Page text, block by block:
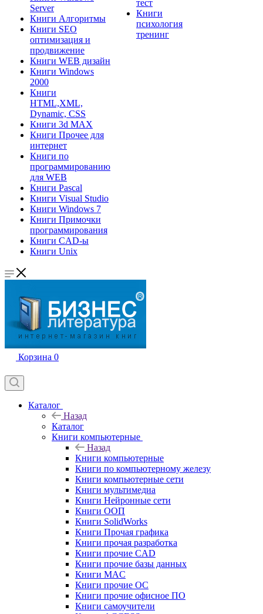
Server
Книги Алгоритмы
Книги SEO
оптимизация и
продвижение
Книги WEB дизайн
Книги Windows
2000
Книги
HTML,XML,
Dynamic, CSS
Книги 3d MAX
Книги Прочее для
интернет
Книги по
программированию
для WEB
Книги Pascal
Книги Visual Studio
Книги Windows 7
Книги Примочки
программирования
Книги CAD-ы
Книги Unix
тест
Книги
психология
тренинг
Корзина 0
Каталог
Назад
Каталог
Книги компьютерные
Назад
Книги компьютерные
Книги по компьютерному железу
Книги компьютерные сети
Книги мультимедиа
Книги Нейронные сети
Книги ООП
Книги SolidWorks
Книги Прочая графика
Книги прочая разработка
Книги прочие CAD
Книги прочие базы данных
Книги MAC
Книги прочие ОС
Книги прочие офисное ПО
Книги самоучители